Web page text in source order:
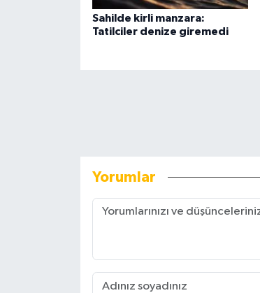
Sahilde kirli manzara:
Tatilciler denize giremedi
Yorumlar